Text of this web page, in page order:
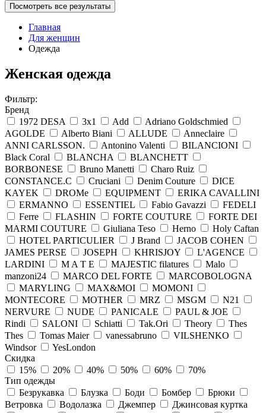
Посмотреть все результаты
Главная
Для женщин
Одежда
Женская одежда
Фильтр:
Бренд
1972 DESA
3x1 Add
Adriano Goldschmied
AGOLDE
Alberto Biani ALLUDE
Anneclaire
ANNI CARLSSON.
Antonino Valenti
BILANCIONI
Black Coral
BLANCHA
BLANCHETT
BORBONESE
Bruno Manetti
Charo Ruiz
CONSTANCE.C
Cruciani Denim Couture
DICE
KAYEK
DROMe EQUIPMENT
ERIKA CAVALLINI
ERMANNO
ESSENTIEL Fabio Gavazzi
FEDELI
Ferre
FLASHIN FORTE COUTURE
FORTE DEI
MARMI COUTURE
Giuliana Teso Herno
Holy Caftan
HOTEL PARTICULIER
J Brand
JACOB COHEN
JAMES PERSE
JOSEPH KHRISJOY
L'AGENCE
LARDINI
M A T E MAJESTIC filatures
Malo
manzoni24
MARCO DEL FORTE
MARCOBOLOGNA
MARYLING
MAX&MOI
MOMONI
MONTECORE
MOTHER MRZ MSGM
N21
NERVURE
NUDE PANICALE
PAUL & JOE
Rindi
SALONI Schiatti Tak.Ori Theory
Thes
Thes
Tomas Maier vanessabruno
VILSHENKO
Windsor
YesLondon
Скидка
15%
20% 40% 50% 60%
70%
Тип одежды
Безрукавка
Блузка Боди Бомбер
Брюки
Ветровка
Водолазка Джемпер
Джинсовая куртка